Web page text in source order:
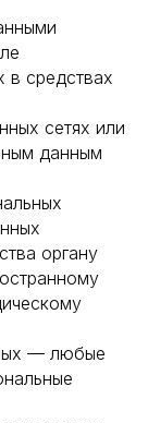
в средствах
сетях или
данным
органу
— любые